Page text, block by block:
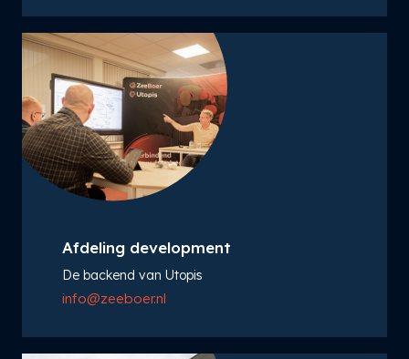
Afdeling development
De backend van Utopis
info@zeeboer.nl